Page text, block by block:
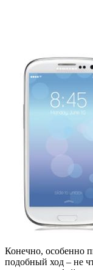
Конечно, особенно
подобный ход – не